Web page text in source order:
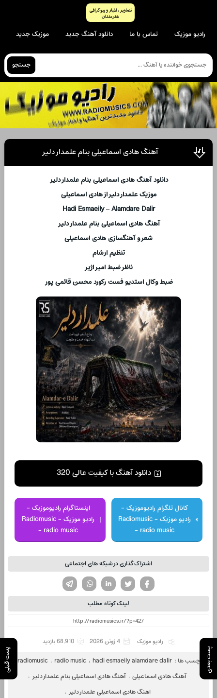
رادیو موزیک تماس با ما دانلود آهنگ جدید موزیک جدید
جستجو
پست بعدی پست قبلی
آهنگ هادی اسماعیلی بنام علمدار دلیر
دانلود آهنگ هادی اسماعیلی بنام علمدار دلیر
موزیک علمدار دلیر از هادی اسماعیلی
Hadi Esmaeily – Alamdare Dalir
آهنگ هادی اسماعیلی بنام علمدار دلیر
شعر و آهنگسازی هادی اسماعیلی
تنظیم ارشام
ناظر ضبط امیر اژیر
ضبط وکال استدیو فست رکورد محسن قائمی پور
دانلود آهنگ با کیفیت عالی 320
کانال تلگرام رادیوموزیک -
رادیو موزیک - Radiomusic
- radio music
اینستاگرام رادیوموزیک -
رادیو موزیک - Radiomusic
- radio music
اشتراک گذاری در شبکه های اجتماعی
لینکدین تویتر
فیسوک
لینک کوتاه مطلب
رادیو موزیک 4 ژوئن 2026 68,910 بازدید
برچسب ها : hadi esmaeily alamdare dalir ، radio music ، radiomusic
آهنگ هادی اسماعیلی ، آهنگ هادی اسماعیلی بنام علمدار دلیر ،
اهنگ هادی اسماعیلی علمدار دلیر ،